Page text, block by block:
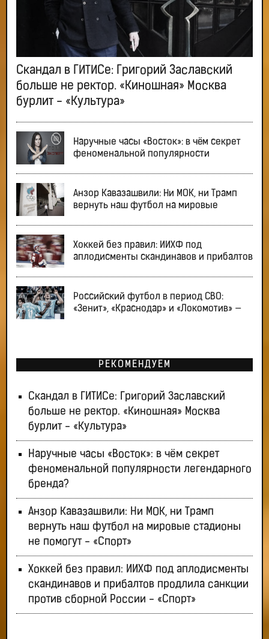
Скандал в ГИТИСе: Григорий Заславский
больше не ректор. «Киношная» Москва
бурлит - «Культура»
Наручные часы «Восток»: в чём секрет
феноменальной популярности
Анзор Кавазашвили: Ни МОК, ни Трамп
вернуть наш футбол на мировые
Хоккей без правил: ИИХФ под
аплодисменты скандинавов и прибалтов
Российский футбол в период СВО:
«Зенит», «Краснодар» и «Локомотив» —
РЕКОМЕНДУЕМ
Скандал в ГИТИСе: Григорий Заславский
больше не ректор. «Киношная» Москва
бурлит - «Культура»
Наручные часы «Восток»: в чём секрет
феноменальной популярности легендарного
бренда?
Анзор Кавазашвили: Ни МОК, ни Трамп
вернуть наш футбол на мировые стадионы
не помогут - «Спорт»
Хоккей без правил: ИИХФ под аплодисменты
скандинавов и прибалтов продлила санкции
против сборной России - «Спорт»